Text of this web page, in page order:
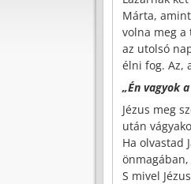
Márta,
volna meg a
az utolsó
élni fog. Az,
„Én vagyok
Jézus meg
után
Ha olvastad
önmagában,
S mivel